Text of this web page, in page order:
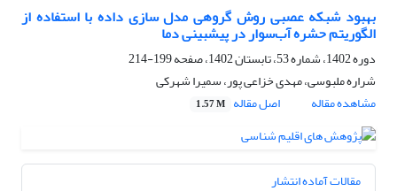
بهبود شبکه عصبی روش گروهی مدل سازی داده با استفاده از
الگوریتم حشره آب‌سوار در پیشبینی دما
دوره 1402، شماره 53، تابستان 1402، صفحه
199-214
شراره ملبوسی، مهدی خزاعی پور، سمیرا شهرکی
مشاهده مقاله
اصل مقاله 1.57 M
مقالات آماده انتشار